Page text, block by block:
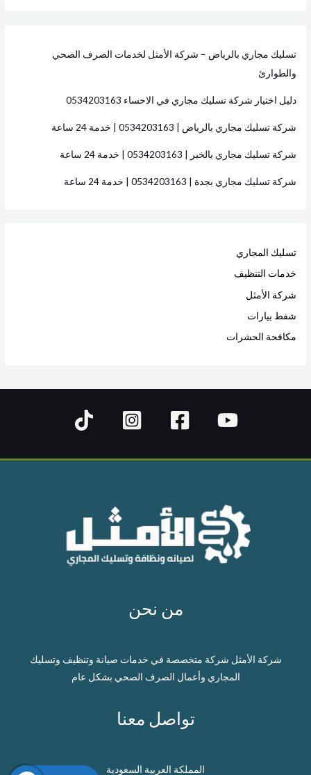
ث
ع
تسليك مجاري بالرياض – شركة الأمثل لخدمات الصرف الصحي
والطوارئ
دليل اختيار شركة تسليك مجاري في الاحساء 0534203163
شركة تسليك مجاري بالرياض | 0534203163 | خدمة 24 ساعة
شركة تسليك مجاري بالخبر | 0534203163 | خدمة 24 ساعة
شركة تسليك مجاري بجدة | 0534203163 | خدمة 24 ساعة
تسليك المجاري
خدمات التنظيف
شركة الأمثل
شفط بيارات
مكافحة الحشرات
من نحن
شركة الأمثل شركة متخصصة في خدمات صيانة وتنظيف وتسليك
المجاري وأعمال الصرف الصحي بشكل عام
تواصل معنا
المملكة العربية السعودية